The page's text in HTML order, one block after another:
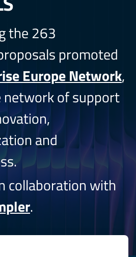
the 263
promoted
Europe Network,
of support
and
collaboration with
.